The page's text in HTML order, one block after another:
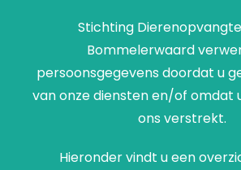
Stichting
Bommelerwaard
persoonsgegevens doordat u
van onze diensten en/of omdat
ons verstrekt.
Hieronder vindt u een